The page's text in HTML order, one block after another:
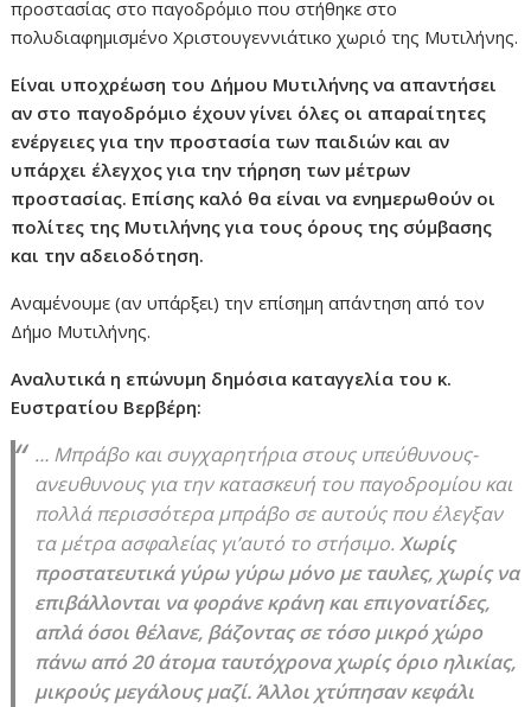
προστασίας στο παγοδρόμιο που στήθηκε στο
πολυδιαφημισμένο Χριστουγεννιάτικο χωριό της Μυτιλήνης.
Είναι υποχρέωση του Δήμου Μυτιλήνης να απαντήσει
αν στο παγοδρόμιο έχουν γίνει όλες οι απαραίτητες
ενέργειες για την προστασία των παιδιών και αν
υπάρχει έλεγχος για την τήρηση των μέτρων
προστασίας. Επίσης καλό θα είναι να ενημερωθούν οι
πολίτες της Μυτιλήνης για τους όρους της σύμβασης
και την αδειοδότηση.
Αναμένουμε (αν υπάρξει) την επίσημη απάντηση από τον
Δήμο Μυτιλήνης.
Αναλυτικά η επώνυμη δημόσια καταγγελία του κ.
Ευστρατίου Βερβέρη:
… Μπράβο και συγχαρητήρια στους υπεύθυνους-
ανευθυνους για την κατασκευή του παγοδρομίου και
πολλά περισσότερα μπράβο σε αυτούς που έλεγξαν
τα μέτρα ασφαλείας γι’αυτό το στήσιμο.Χωρίς
προστατευτικά γύρω γύρω μόνο με ταυλες, χωρίς να
επιβάλλονται να φοράνε κράνη και επιγονατίδες,
απλά όσοι θέλανε, βάζοντας σε τόσο μικρό χώρο
πάνω από 20 άτομα ταυτόχρονα χωρίς όριο ηλικίας,
μικρούς μεγάλους μαζί. Άλλοι χτύπησαν κεφάλι